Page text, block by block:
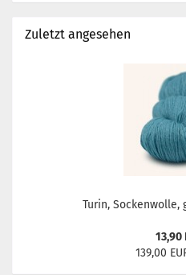
Zuletzt angesehen
Turin, Sockenwolle,
13,90
139,00